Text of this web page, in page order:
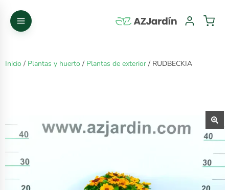
Inicio / Plantas y huerto / Plantas de exterior / RUDBECKIA